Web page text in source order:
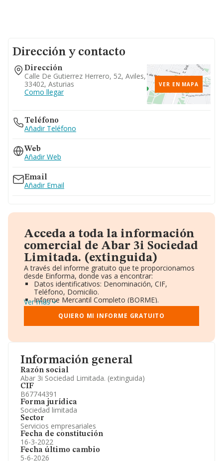
Información general
Razón social
Abar 3i Sociedad Limitada. (extinguida)
CIF
B67744391
Forma jurídica
Sociedad limitada
Sector
Servicios empresariales
Fecha de constitución
16-3-2022
Fecha último cambio
5-6-2026
Dirección y contacto
Dirección
Calle De Gutierrez Herrero, 52, Aviles,
33402, Asturias
Como llegar
VER EN MAPA
Teléfono
Añadir Teléfono
Web
Añadir Web
Email
Añadir Email
Acceda a toda la información
comercial de Abar 3i Sociedad
Limitada. (extinguida)
A través del informe gratuito que te proporcionamos
desde Einforma, donde vas a encontrar:
Datos identificativos: Denominación, CIF,
Teléfono, Domicilio.
Informe Mercantil Completo (BORME).
Gráficos de Evolución Ventas y Empleados.
Consejo de Administración y Administradores.
Directivos y Ejecutivos.
Información oficial y registral complementaria.
Ver más
QUIERO MI INFORME GRATUITO